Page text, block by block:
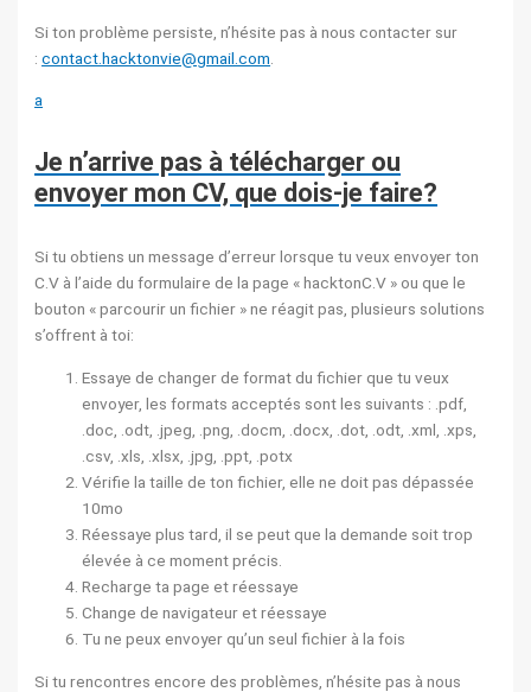
Si ton problème persiste, n’hésite pas à nous contacter sur
:contact.hacktonvie@gmail.com
a
Je n’arrive pas à télécharger ou
envoyer mon CV, que dois-je faire?
Si tu obtiens un message d’erreur lorsque tu veux envoyer ton
C.V à l’aide du formulaire de la page « hacktonC.V » ou que le
bouton « parcourir un fichier » ne réagit pas, plusieurs solutions
s’offrent à toi:
Essaye de changer de format du fichier que tu veux
envoyer, les formats acceptés sont les suivants : .pdf,
.doc, .odt, .jpeg, .png, .docm, .docx, .dot, .odt, .xml, .xps,
.csv, .xls, .xlsx, .jpg, .ppt, .potx
Vérifie la taille de ton fichier, elle ne doit pas dépassée
10mo
Réessaye plus tard, il se peut que la demande soit trop
élevée à ce moment précis.
Recharge ta page et réessaye
Change de navigateur et réessaye
Tu ne peux envoyer qu’un seul fichier à la fois
Si tu rencontres encore des problèmes, n’hésite pas à nous